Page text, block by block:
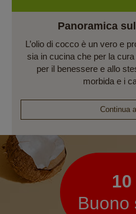
Panoramica
L’olio di cocco è un vero e
sia in cucina che per la
per il benessere e allo
morbida e i
Continua
Newsletter
10
Buono